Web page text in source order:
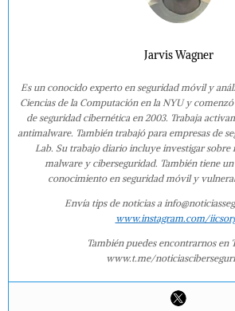
Jarvis Wagner
Es un conocido experto en seguridad móvil y
Ciencias de la Computación en la NYU y
de seguridad cibernética en 2003. Trabaja
antimalware. También trabajó para empresas de
Lab. Su trabajo diario incluye investigar sobre
malware y ciberseguridad. También tiene
conocimiento en seguridad móvil y
Envía tips de noticias a
www.instagram.com/
También puedes encontrarnos en
www.t.me/